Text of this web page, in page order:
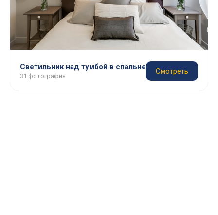
Светильник над тумбой в спальне
31 фотография
Смотреть